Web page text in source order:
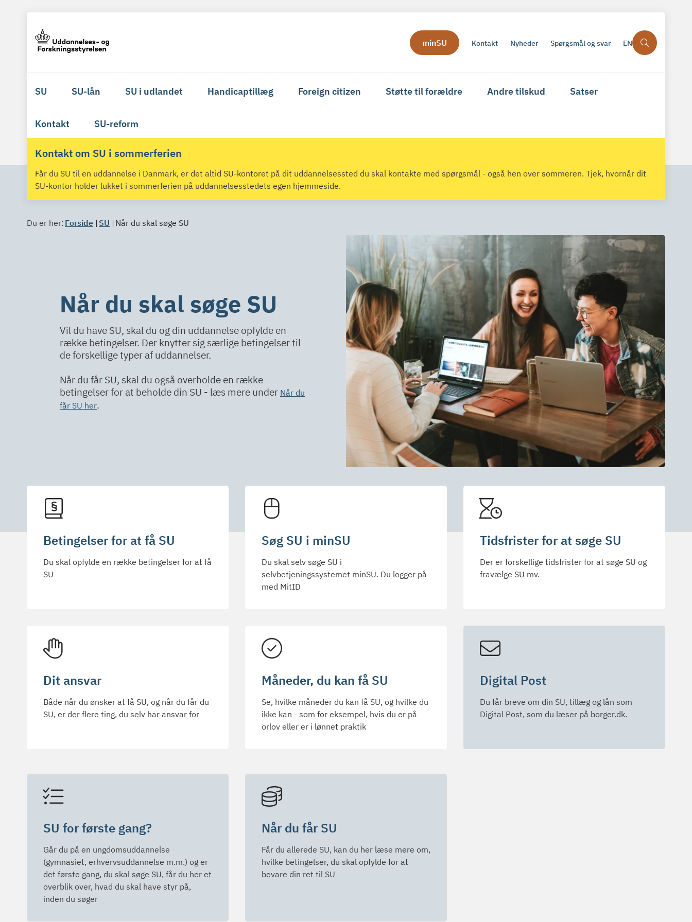
minSU Kontakt Nyheder Spørgsmål og svar EN
SU SU-lån SU i udlandet Handicaptillæg Foreign citizen Støtte til forældre Andre tilskud Satser
Kontakt SU-reform
Kontakt om SU i sommerferien
Får du SU til en uddannelse i Danmark, er det altid SU-kontoret på dit uddannelsessted du skal kontakte med spørgsmål - også hen over sommeren. Tjek, hvornår dit
SU-kontor holder lukket i sommerferien på uddannelsesstedets egen hjemmeside.
Du er her: Forside SU Når du skal søge SU
Når du skal søge SU
Vil du have SU, skal du og din uddannelse opfylde en
række betingelser. Der knytter sig særlige betingelser til
de forskellige typer af uddannelser.
Når du får SU, skal du også overholde en række
betingelser for at beholde din SU - læs mere under Når du
får SU her.
Betingelser for at få SU
Du skal opfylde en række betingelser for at få
SU
Søg SU i minSU
Du skal selv søge SU i
selvbetjeningssystemet minSU. Du logger på
med MitID
Tidsfrister for at søge SU
Der er forskellige tidsfrister for at søge SU og
fravælge SU mv.
Dit ansvar
Både når du ønsker at få SU, og når du får du
SU, er der flere ting, du selv har ansvar for
Måneder, du kan få SU
Se, hvilke måneder du kan få SU, og hvilke du
ikke kan - som for eksempel, hvis du er på
orlov eller er i lønnet praktik
Digital Post
Du får breve om din SU, tillæg og lån som
Digital Post, som du læser på borger.dk.
SU for første gang?
Går du på en ungdomsuddannelse
(gymnasiet, erhvervsuddannelse m.m.) og er
det første gang, du skal søge SU, får du her et
overblik over, hvad du skal have styr på,
inden du søger
Når du får SU
Får du allerede SU, kan du her læse mere om,
hvilke betingelser, du skal opfylde for at
bevare din ret til SU